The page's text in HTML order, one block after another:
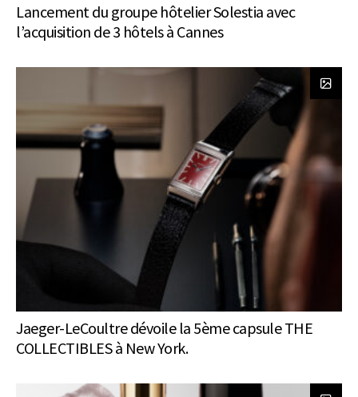
Lancement du groupe hôtelier Solestia avec
l’acquisition de 3 hôtels à Cannes
Jaeger-LeCoultre dévoile la 5ème capsule THE
COLLECTIBLES à New York.